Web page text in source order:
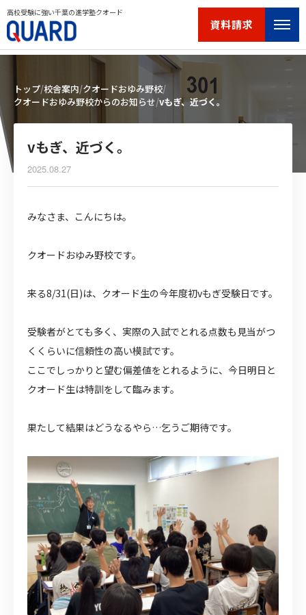
高校受験に強い千葉の進学塾クオード
資料請求
トップ 校舎案内 クオードおゆみ野校
クオードおゆみ野校からのお知らせ vもぎ、近づく。
vもぎ、近づく。
2025.08.27
みなさま、こんにちは。
クオードおゆみ野校です。
来る8/31(日)は、クオード生の今年度初vもぎ受験日です。
受験者がとても多く、実際の入試でとれる点数も見当がつ
くくらいに信頼性の高い模試です。
ここでしっかりと望む偏差値をとれるように、今日明日と
クオード生は特訓をして臨みます。
果たして結果はどうなるやら…乞うご期待です。